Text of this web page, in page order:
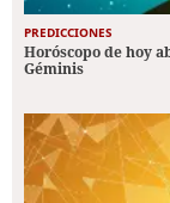
PREDICCIONES
Horóscopo de hoy
Géminis